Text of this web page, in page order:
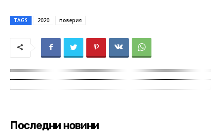
TAGS 2020 поверия
Последни новини